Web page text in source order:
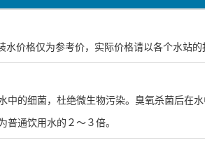
价格仅为参考价，实际价格请以各个水站的
中的细菌，杜绝微生物污染。臭氧杀菌后在
普通饮用水的２～３倍。